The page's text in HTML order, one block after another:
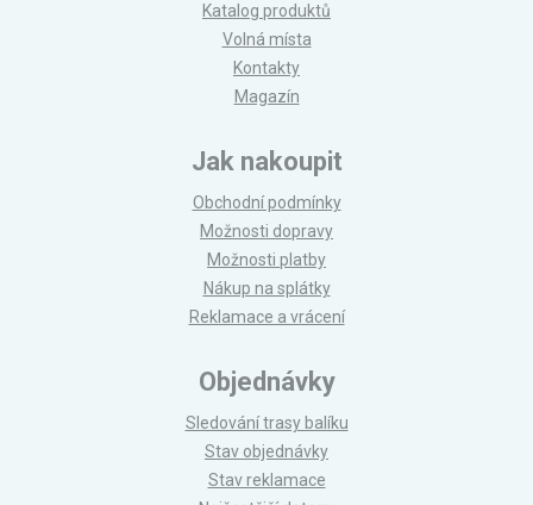
Katalog produktů
Volná místa
Kontakty
Magazín
Jak nakoupit
Obchodní podmínky
Možnosti dopravy
Možnosti platby
Nákup na splátky
Reklamace a vrácení
Objednávky
Sledování trasy balíku
Stav objednávky
Stav reklamace